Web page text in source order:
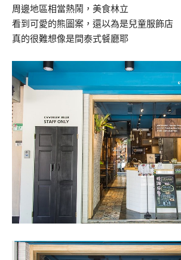
周邊地區相當熱鬧，美食林立
看到可愛的熊圖案，還以為是兒童服飾店
真的很難想像是間泰式餐廳耶